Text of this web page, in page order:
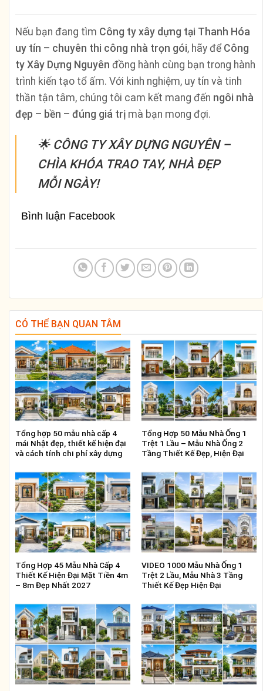
Nếu bạn đang tìm Công ty xây dựng tại Thanh Hóa
uy tín – chuyên thi công nhà trọn gói, hãy để Công
ty Xây Dựng Nguyên đồng hành cùng bạn trong hành
trình kiến tạo tổ ấm. Với kinh nghiệm, uy tín và tinh
thần tận tâm, chúng tôi cam kết mang đến ngôi nhà
đẹp – bền – đúng giá trị mà bạn mong đợi.
🌟 CÔNG TY XÂY DỰNG NGUYÊN –
CHÌA KHÓA TRAO TAY, NHÀ ĐẸP
MỖI NGÀY!
Bình luận Facebook
CÓ THỂ BẠN QUAN TÂM
Tổng hợp 50 mẫu nhà cấp 4
mái Nhật đẹp, thiết kế hiện đại
và cách tính chi phí xây dựng
Tổng Hợp 50 Mẫu Nhà Ống 1
Trệt 1 Lầu – Mẫu Nhà Ống 2
Tầng Thiết Kế Đẹp, Hiện Đại
Tổng Hợp 45 Mẫu Nhà Cấp 4
Thiết Kế Hiện Đại Mặt Tiền 4m
– 8m Đẹp Nhất 2027
VIDEO 1000 Mẫu Nhà Ống 1
Trệt 2 Lầu, Mẫu Nhà 3 Tầng
Thiết Kế Đẹp Hiện Đại